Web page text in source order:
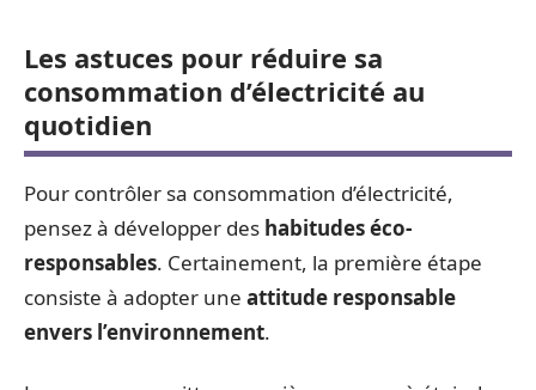
Les astuces pour réduire sa
consommation d’électricité au
quotidien
Pour contrôler sa consommation d’électricité,
pensez à développer des habitudes éco-
responsables. Certainement, la première étape
consiste à adopter une attitude responsable
envers l’environnement.